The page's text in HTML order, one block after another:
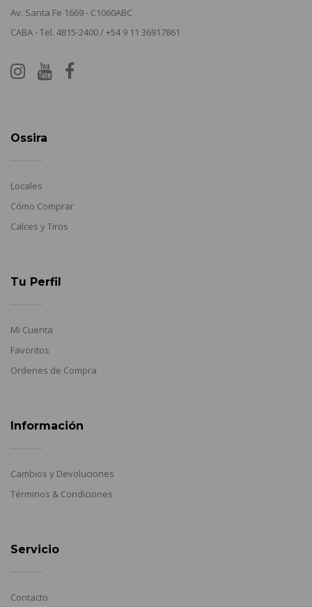
Av. Santa Fe 1669 - C1060ABC
CABA - Tel. 4815-2400 / +54 9 11 36917861
Ossira
Locales
Cómo Comprar
Calces y Tiros
Tu Perfil
Mi Cuenta
Favoritos
Ordenes de Compra
Información
Cambios y Devoluciones
Términos & Condiciones
Servicio
Contacto